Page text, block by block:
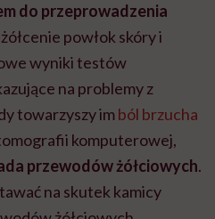
do przeprowadzenia
powłok skóry i
wyniki testów
na problemy z
towarzyszy imból brzucha
komputerowej,
przewodów żółciowych.
na skutek kamicy